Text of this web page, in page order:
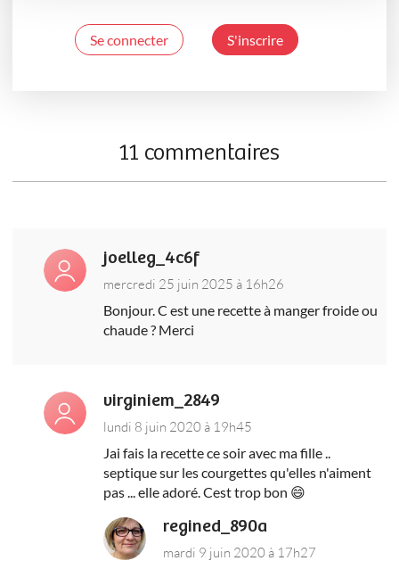
Se connecter S'inscrire
11 commentaires
joelleg_4c6f
mercredi 25 juin 2025 à 16h26
Bonjour. C est une recette à manger froide ou
chaude ? Merci
virginiem_2849
lundi 8 juin 2020 à 19h45
Jai fais la recette ce soir avec ma fille ..
septique sur les courgettes qu'elles n'aiment
pas ... elle adoré. Cest trop bon 😄
regined_890a
mardi 9 juin 2020 à 17h27